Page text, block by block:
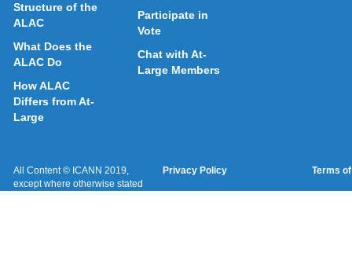
Structure of the
ALAC
What Does the
ALAC Do
How ALAC
Differs from At-
Large
Participate in
Vote
Chat with At-
Large Members
All Content © ICANN 2019,
except where otherwise stated
Privacy Policy Terms